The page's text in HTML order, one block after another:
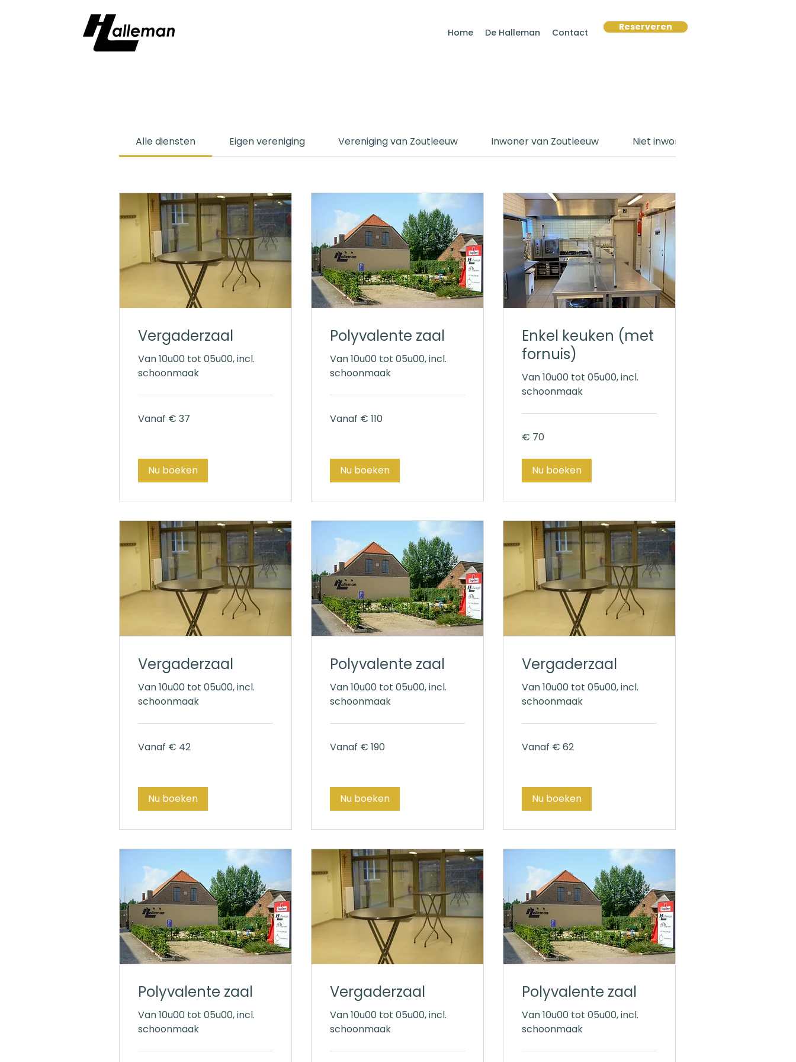
Home De Halleman Contact Reserveren
Reserveren
Alle diensten Eigen vereniging Vereniging van Zoutleeuw Inwoner van Zoutleeuw Niet inwoner van Zoutleeuw
Vergaderzaal
Van 10u00 tot 05u00, incl.
schoonmaak
37
Vanaf € 37
Nu boeken
Polyvalente zaal
Van 10u00 tot 05u00, incl.
schoonmaak
110
Vanaf € 110
Nu boeken
Enkel keuken (met
fornuis)
Van 10u00 tot 05u00, incl.
schoonmaak
euro
€ 70
Nu boeken
Vergaderzaal
Van 10u00 tot 05u00, incl.
schoonmaak
42
Vanaf € 42
Nu boeken
Polyvalente zaal
Van 10u00 tot 05u00, incl.
schoonmaak
190
Vanaf € 190
Nu boeken
Vergaderzaal
Van 10u00 tot 05u00, incl.
schoonmaak
62
Vanaf € 62
Nu boeken
Polyvalente zaal
Van 10u00 tot 05u00, incl.
schoonmaak
Vergaderzaal
Van 10u00 tot 05u00, incl.
schoonmaak
Polyvalente zaal
Van 10u00 tot 05u00, incl.
schoonmaak